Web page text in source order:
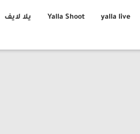
yalla live
Yalla Shoot يلا لايف